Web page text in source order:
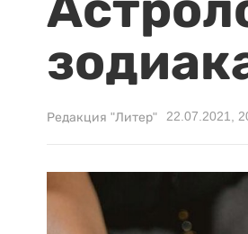
Редакция "Литер" 22.07.2021,